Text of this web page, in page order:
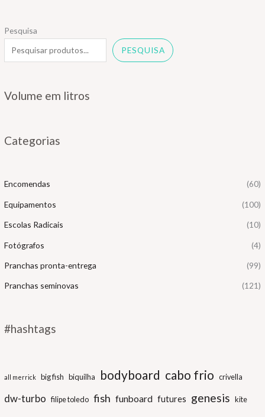
Pesquisa
PESQUISA
Volume em litros
Categorias
Encomendas (60)
Equipamentos (100)
Escolas Radicais (10)
Fotógrafos (4)
Pranchas pronta-entrega (99)
Pranchas seminovas (121)
#hashtags
all merrick big fish biquilha bodyboard cabo frio crivella
dw-turbo filipe toledo fish funboard futures genesis kite